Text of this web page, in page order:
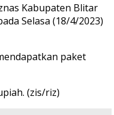
Kabupaten Blitar
Selasa (18/4/2023)
paket
(zis/riz)